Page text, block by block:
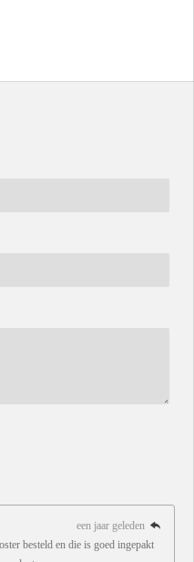
een jaar geleden
besteld en die is goed ingepakt